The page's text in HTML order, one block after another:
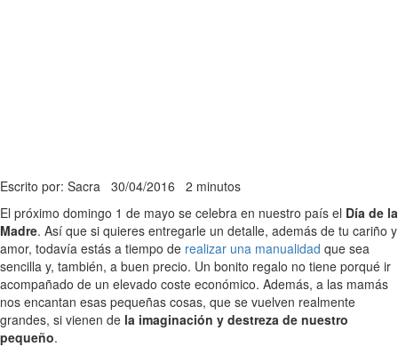
Escrito por: Sacra 30/04/2016 2 minutos
El próximo domingo 1 de mayo se celebra en nuestro país el Día de la
Madre. Así que si quieres entregarle un detalle, además de tu cariño y
amor, todavía estás a tiempo de realizar una manualidad que sea
sencilla y, también, a buen precio. Un bonito regalo no tiene porqué ir
acompañado de un elevado coste económico. Además, a las mamás
nos encantan esas pequeñas cosas, que se vuelven realmente
grandes, si vienen de la imaginación y destreza de nuestro
pequeño.